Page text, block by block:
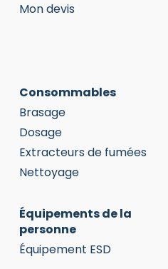
Mon devis
Consommables
Brasage
Dosage
Extracteurs de fumées
Nettoyage
Équipements de la
personne
Équipement ESD